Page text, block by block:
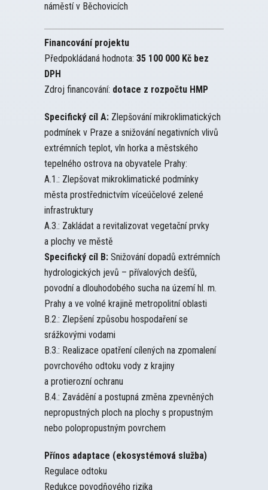
náměstí v Běchovicích
Financování projektu
Předpokládaná hodnota: 35 100 000 Kč bez
DPH
Zdroj financování: dotace z rozpočtu HMP
Specifický cíl A: Zlepšování mikroklimatických
podmínek v Praze a snižování negativních vlivů
extrémních teplot, vln horka a městského
tepelného ostrova na obyvatele Prahy:
A.1.: Zlepšovat mikroklimatické podmínky
města prostřednictvím víceúčelové zelené
infrastruktury
A.3.: Zakládat a revitalizovat vegetační prvky
a plochy ve městě
Specifický cíl B: Snižování dopadů extrémních
hydrologických jevů – přívalových dešťů,
povodní a dlouhodobého sucha na území hl. m.
Prahy a ve volné krajině metropolitní oblasti
B.2.: Zlepšení způsobu hospodaření se
srážkovými vodami
B.3.: Realizace opatření cílených na zpomalení
povrchového odtoku vody z krajiny
a protierozní ochranu
B.4.: Zavádění a postupná změna zpevněných
nepropustných ploch na plochy s propustným
nebo polopropustným povrchem
Přínos adaptace (ekosystémová služba)
Regulace odtoku
Redukce povodňového rizika